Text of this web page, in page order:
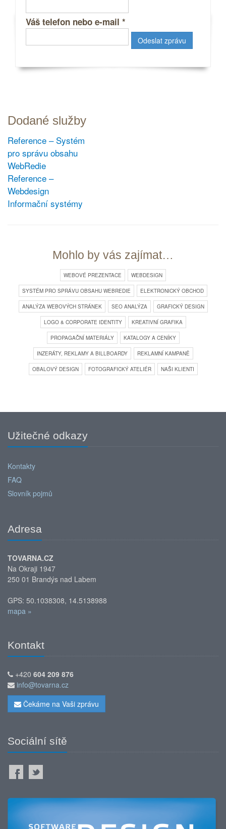
Váš telefon nebo e-mail *
Dodané služby
Reference – Systém
pro správu obsahu
WebRedie
Reference –
Webdesign
Informační systémy
Mohlo by vás zajímat…
WEBOVÉ PREZENTACE WEBDESIGN
SYSTÉM PRO SPRÁVU OBSAHU WEBREDIE ELEKTRONICKÝ OBCHOD
ANALÝZA WEBOVÝCH STRÁNEK SEO ANALÝZA GRAFICKÝ DESIGN
LOGO & CORPORATE IDENTITY KREATIVNÍ GRAFIKA
PROPAGAČNÍ MATERIÁLY KATALOGY A CENÍKY
INZERÁTY, REKLAMY A BILLBOARDY REKLAMNÍ KAMPANĚ
OBALOVÝ DESIGN FOTOGRAFICKÝ ATELIÉR NAŠI KLIENTI
Užitečné odkazy
Kontakty
FAQ
Slovník pojmů
Adresa
TOVARNA.CZ
Na Okraji 1947
250 01 Brandýs nad Labem
GPS: 50.1038308, 14.5138988
mapa »
Kontakt
+420 604 209 876
info@tovarna.cz
Čekáme na Vaši zprávu
Sociální sítě